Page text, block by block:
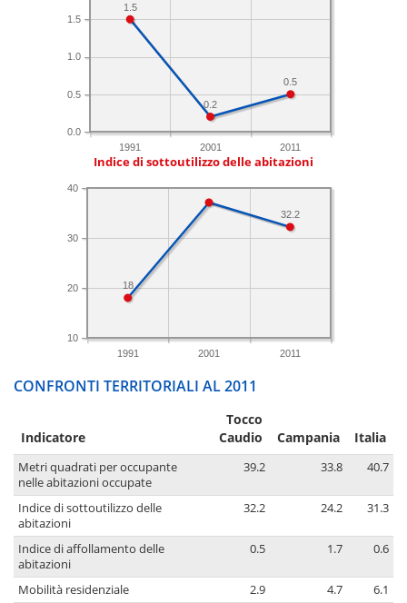
1991 2001 2011
0.0
0.5
1.0
1.5
0.5
0.2
1.5
Indice di sottoutilizzo delle abitazioni
1991 2001 2011
10
20
30
40
32.2
18
CONFRONTI TERRITORIALI AL 2011
Indicatore
Tocco
Caudio
Campania Italia
Metri quadrati per occupante
nelle abitazioni occupate
39.2 33.8 40.7
Indice di sottoutilizzo delle
abitazioni
32.2 24.2 31.3
Indice di affollamento delle
abitazioni
0.5 1.7 0.6
Mobilità residenziale 2.9 4.7 6.1